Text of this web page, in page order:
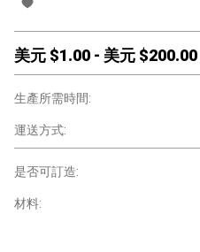
美元 $1.00 - 美元 $200.00
生產所需時間:
運送方式:
是否可訂造:
材料: